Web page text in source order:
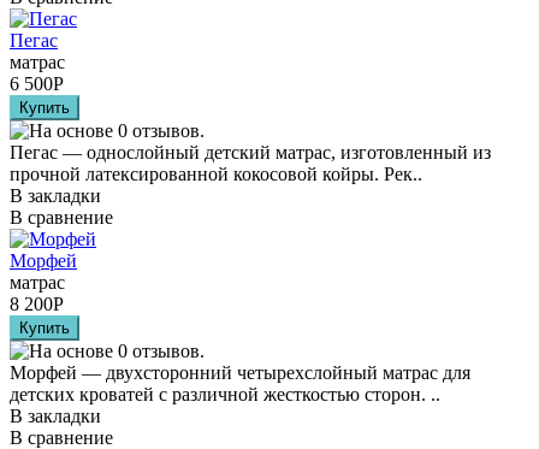
Пегас
матрас
6 500Р
Пегас — однослойный детский матрас, изготовленный из
прочной латексированной кокосовой койры. Рек..
В закладки
В сравнение
Морфей
матрас
8 200Р
Морфей — двухсторонний четырехслойный матрас для
детских кроватей с различной жесткостью сторон. ..
В закладки
В сравнение